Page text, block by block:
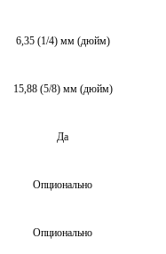
6,35 (1/4) мм (дюйм)
15,88 (5/8) мм (дюйм)
Да
Опционально
Опционально